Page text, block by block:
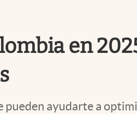
en
pueden ayudarte a